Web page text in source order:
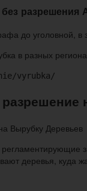
разрешения
до уголовной, в
в разных
vyrubka/
деревья, куда